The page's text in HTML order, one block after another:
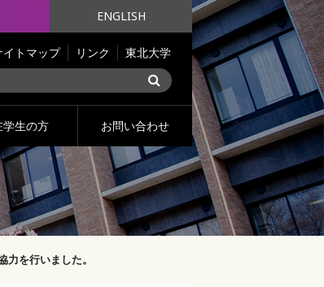
ENGLISH
イトマップ リンク 東北大学
学生の方 お問い合わせ
を行いました。